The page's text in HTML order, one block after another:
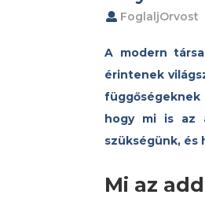
FoglaljOrvost
A modern
érintenek
hogy mi is az
szükségünk, és
Mi az